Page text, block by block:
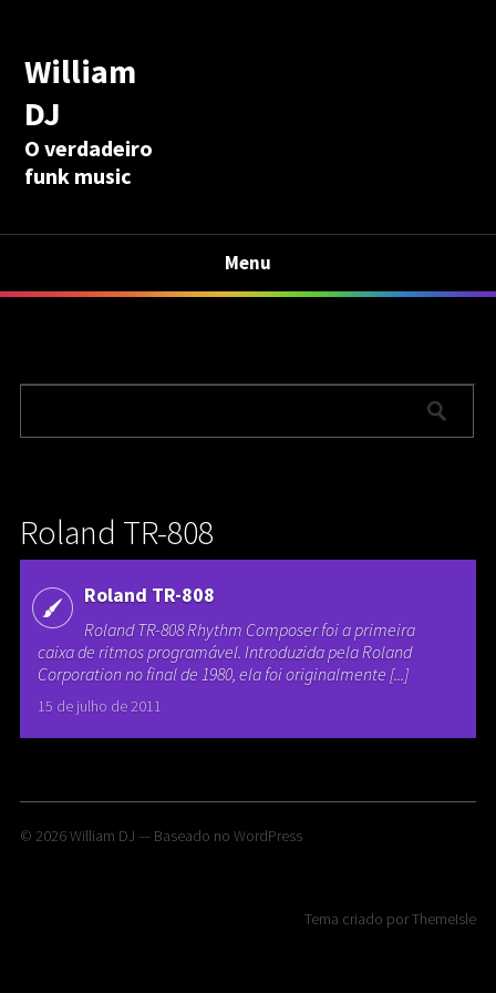
William
DJ
O verdadeiro
funk music
Menu
Roland TR-808
Roland TR-808
Roland TR-808 Rhythm Composer foi a primeira
caixa de ritmos programável. Introduzida pela Roland
Corporation no final de 1980, ela foi originalmente [...]
15 de julho de 2011
© 2026William DJ — Baseado no WordPress
Tema criado porThemeIsle